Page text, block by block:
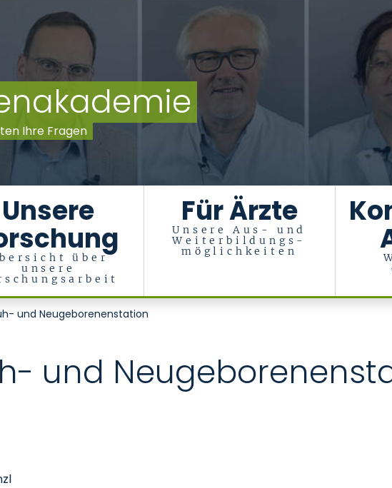
Ihre Fragen
Unsere
über
unsere
Für Ärzte
Unsere Aus- und
Weiterbildungs-
möglichkeiten
und Neugeborenenstation
und